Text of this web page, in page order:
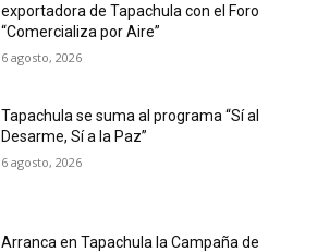
exportadora de Tapachula con el Foro
“Comercializa por Aire”
6 agosto, 2026
Tapachula se suma al programa “Sí al
Desarme, Sí a la Paz”
6 agosto, 2026
Arranca en Tapachula la Campaña de